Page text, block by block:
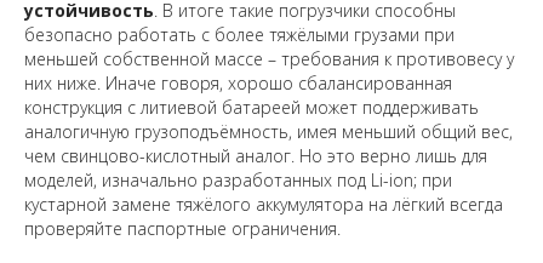
устойчивость . В итоге такие погрузчики способны
безопасно работать с более тяжёлыми грузами при
меньшей собственной массе – требования к противовесу у
них ниже. Иначе говоря, хорошо сбалансированная
конструкция с литиевой батареей может поддерживать
аналогичную грузоподъёмность, имея меньший общий вес,
чем свинцово-кислотный аналог. Но это верно лишь для
моделей, изначально разработанных под Li-ion; при
кустарной замене тяжёлого аккумулятора на лёгкий всегда
проверяйте паспортные ограничения.